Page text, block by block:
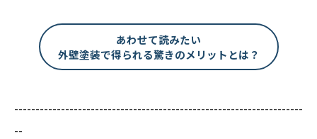
あわせて読みたい
外壁塗装で得られる驚きのメリットとは？
--------------------------------------------------------------------
--